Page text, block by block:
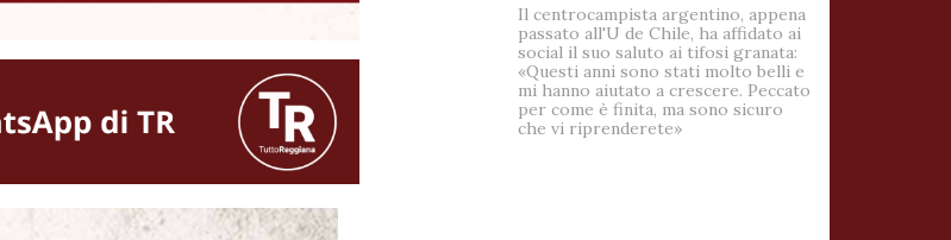
Il centrocampista argentino, appena
passato all'U de Chile, ha affidato ai
social il suo saluto ai tifosi granata:
«Questi anni sono stati molto belli e
mi hanno aiutato a crescere. Peccato
per come è finita, ma sono sicuro
che vi riprenderete»